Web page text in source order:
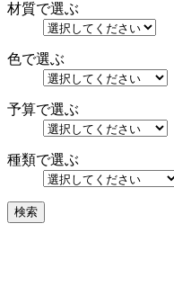
材質で選ぶ
色で選ぶ
予算で選ぶ
種類で選ぶ